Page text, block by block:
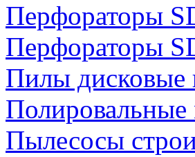
Перфораторы
Перфораторы
Пилы дисковые
Пылесосы